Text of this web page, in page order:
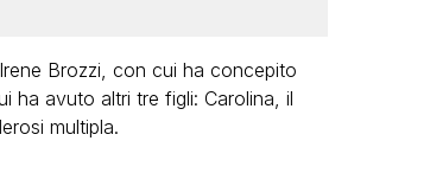
Brozzi, con cui ha concepito
ha avuto altri tre figli: Carolina, il
multipla.